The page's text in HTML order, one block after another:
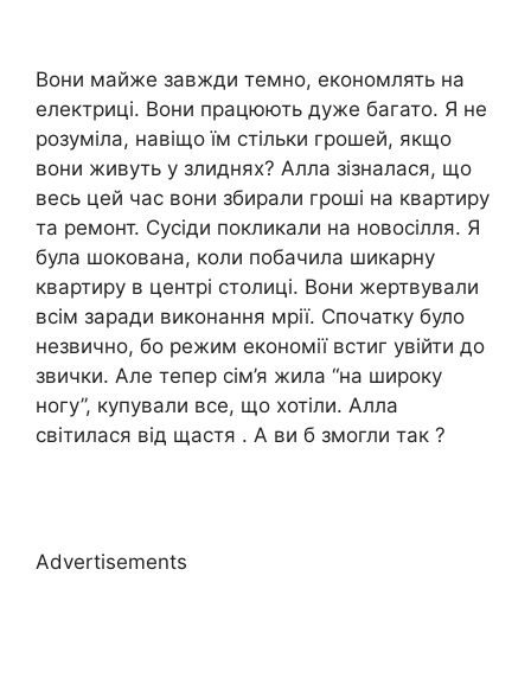
Вони майже завжди темно, економлять на
електриці. Вони працюють дуже багато. Я не
розуміла, навіщо їм стільки грошей, якщо
вони живуть у злиднях? Алла зізналася, що
весь цей час вони збирали гроші на квартиру
та ремонт. Сусіди покликали на новосілля. Я
була шокована, коли побачила шикарну
квартиру в центрі столиці. Вони жертвували
всім заради виконання мрії. Спочатку було
незвично, бо режим економії встиг увійти до
звички. Але тепер сім’я жила “на широку
ногу”, купували все, що хотіли. Алла
світилася від щастя . А ви б змогли так ?
Advertisements